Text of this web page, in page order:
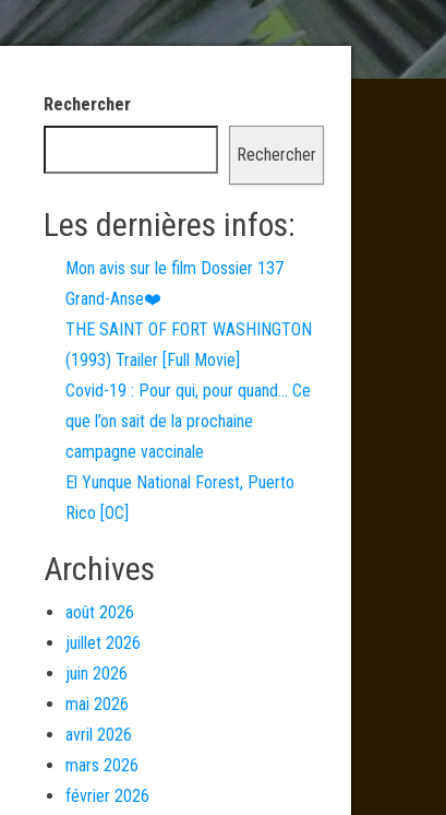
Rechercher
Rechercher
Les dernières infos:
Mon avis sur le film Dossier 137
Grand-Anse❤️
THE SAINT OF FORT WASHINGTON
(1993) Trailer [Full Movie]
Covid-19 : Pour qui, pour quand… Ce
que l’on sait de la prochaine
campagne vaccinale
El Yunque National Forest, Puerto
Rico [OC]
Archives
août 2026
juillet 2026
juin 2026
mai 2026
avril 2026
mars 2026
février 2026